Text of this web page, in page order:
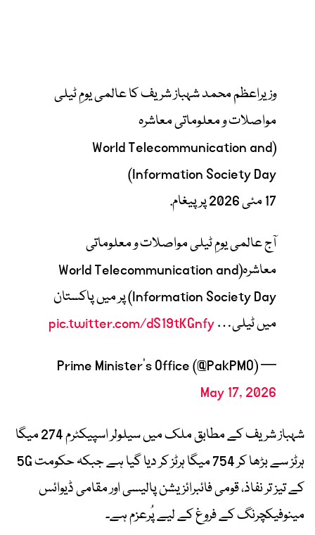
وزیراعظم محمد شہباز شریف کا عالمی یومِ ٹیلی
مواصلات و معلوماتی معاشرہ
(World Telecommunication and
Information Society Day)
17 مئی 2026 پر پیغام.
آج عالمی یومِ ٹیلی مواصلات و معلوماتی
معاشرہ(World Telecommunication and
Information Society Day) پر میں پاکستان
میں ٹیلی…pic.twitter.com/dS19tKGnfy
— Prime Minister’s Office (@PakPMO)
May 17, 2026
شہباز شریف کے مطابق ملک میں سیلولر اسپیکٹرم 274 میگا
ہرٹز سے بڑھا کر 754 میگا ہرٹز کر دیا گیا ہے جبکہ حکومت 5G
کے تیز تر نفاذ، قومی فائبرائزیشن پالیسی اور مقامی ڈیوائس
مینوفیکچرنگ کے فروغ کے لیے پُرعزم ہے۔